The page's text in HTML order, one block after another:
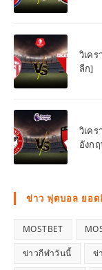
วิเค
ลีก]
วิเค
อังก
ข่าว ฟุตบอล ยอด
MOSTBET
ข่าวกีฬาวันนี้ ข่